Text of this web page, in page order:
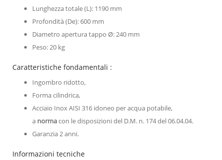
Lunghezza totale (L): 1190 mm
Profondità (De): 600 mm
Diametro apertura tappo Ø: 240 mm
Peso: 20 kg
Caratteristiche fondamentali :
Ingombro ridotto,
Forma cilindrica,
Acciaio Inox AISI 316 idoneo per acqua potabile,
a normacon le disposizioni del D.M. n. 174 del 06.04.04.
Garanzia 2 anni.
Informazioni tecniche